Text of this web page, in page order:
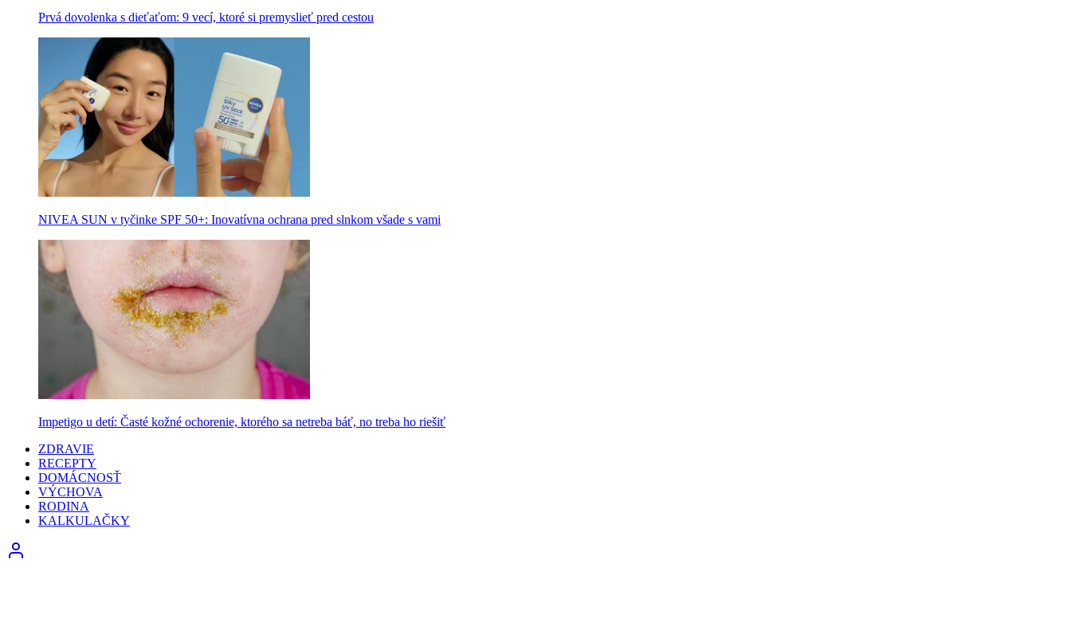
Prvá dovolenka s dieťaťom: 9 vecí, ktoré si premyslieť pred cestou
NIVEA SUN v tyčinke SPF 50+: Inovatívna ochrana pred slnkom všade s vami
Impetigo u detí: Časté kožné ochorenie, ktorého sa netreba báť, no treba ho riešiť
ZDRAVIE
RECEPTY
DOMÁCNOSŤ
VÝCHOVA
RODINA
KALKULAČKY